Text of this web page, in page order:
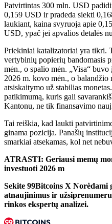
Patvirtintas 300 mln. USD
0,159 USD ir pradeda siekti
laukiant, kaina svyruoja apie
USD, ypač jei apvalios detalės
Priekiniai katalizatoriai yra tikri.
vertybinių popierių bandomasis
mėn., o spalio mėn. „Visa“
2026 m. kovo mėn., o
atsiskaitymo už stabilias
patikimumą, kuris gali
Kantonu, ne tik finansavimo
Tai reiškia, kad laukti
ginama pozicija. Panašių
smarkiai atsekamas, kol net
ATRASTI: Geriausi memų
investuoti 2026 m
Sekite 99Bitcoins X Norėdami
atnaujinimus ir
rinkos ekspertų analizei.